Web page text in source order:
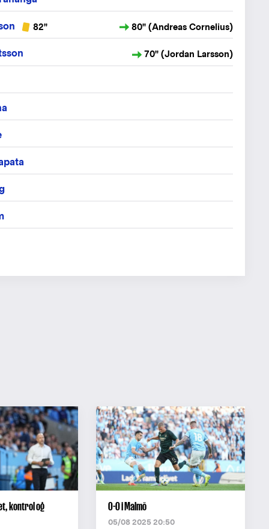
80" (Andreas Cornelius)
82"
70" (Jordan Larsson)
kontrol og
0-0 i Malmö
05/08 2025 20:50